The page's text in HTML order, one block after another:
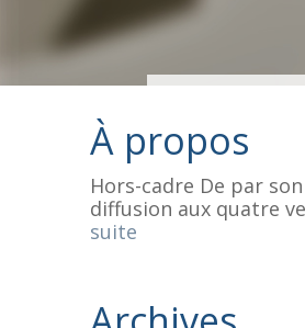
À propos
Hors-cadre De par
diffusion aux quatre
suite